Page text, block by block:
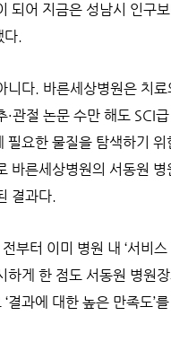
되어 지금은 성남시 인구
다.
니다. 바른세상병원은 치
·관절 논문 수만 해도 SCI
필요한 물질을 탐색하기
바른세상병원의 서동원
결과다.
부터 이미 병원 내 ‘서비
하게 한 점도 서동원 병원
‘결과에 대한 높은 만족도’